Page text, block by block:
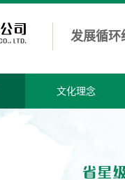
发展循环
文化理念